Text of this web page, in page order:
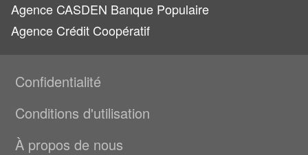
Agence CASDEN Banque Populaire
Agence Crédit Coopératif
Confidentialité
Conditions d'utilisation
À propos de nous